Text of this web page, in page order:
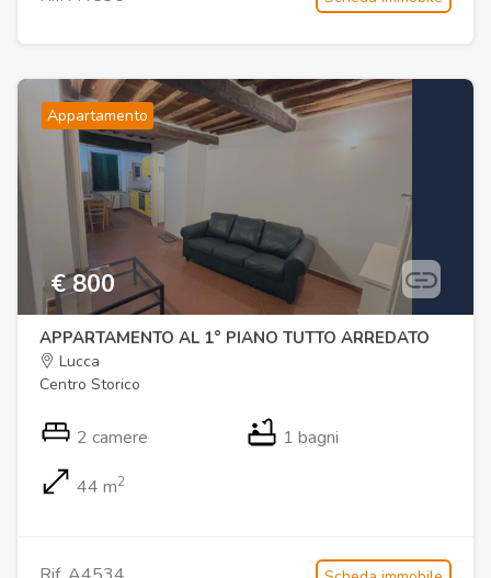
Appartamento
€ 800
APPARTAMENTO AL 1° PIANO TUTTO ARREDATO
Lucca
Centro Storico
2 camere 1 bagni
44 m2